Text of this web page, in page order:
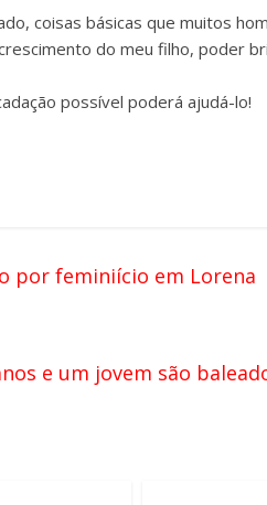
coisas básicas que muitos
do meu filho, poder
possível poderá ajudá-lo!
por feminiício em Lorena
e um jovem são